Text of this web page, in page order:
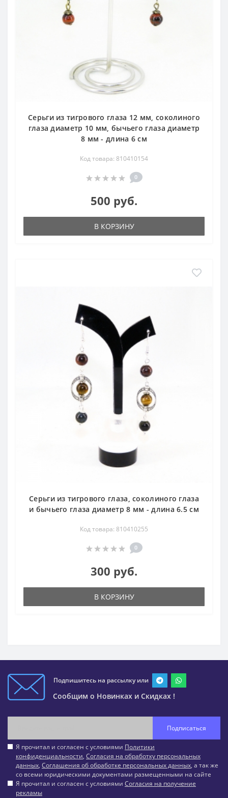
Серьги из тигрового глаза 12 мм, соколиного
глаза диаметр 10 мм, бычьего глаза диаметр
8 мм - длина 6 см
Код товара: 810410154
0
500 руб.
В КОРЗИНУ
Серьги из тигрового глаза, соколиного глаза
и бычьего глаза диаметр 8 мм - длина 6.5 см
Код товара: 810410255
0
300 руб.
В КОРЗИНУ
Подпишитесь на рассылку или
Сообщим о Новинках и Скидках !
Подписаться
Я прочитал и согласен с условиями Политики
конфиденциальности, Согласия на обработку персональных
данных, Соглашения об обработке персональных данных, а так же
со всеми юридическими документами размещенными на сайте
Я прочитал и согласен с условиями Согласия на получение
рекламы